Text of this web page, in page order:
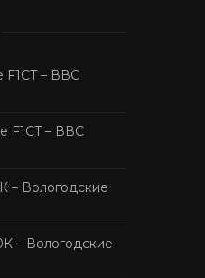
F1CT – ВВС
F1CT – ВВС
– Вологодские
– Вологодские